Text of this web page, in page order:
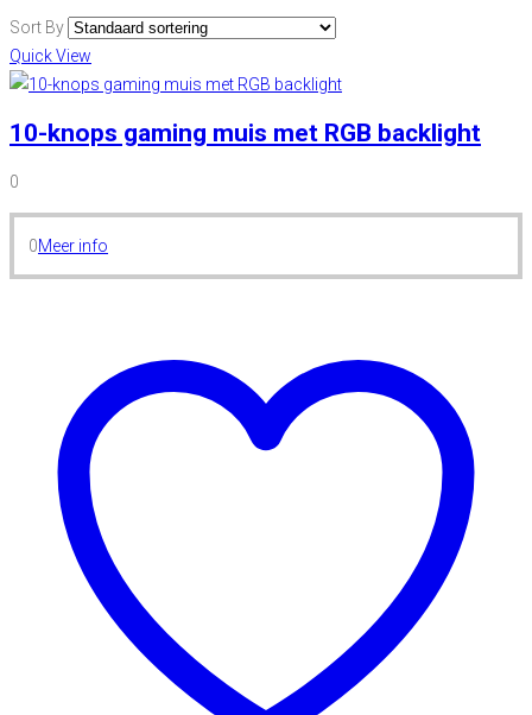
Sort By
Quick View
10-knops gaming muis met RGB backlight
0
0Meer info